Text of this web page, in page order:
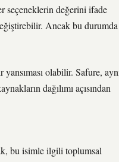
seçeneklerin değerini ifade
Ancak bu durumda
olabilir. Safure,
dağılımı açısından
bu isimle ilgili toplumsal